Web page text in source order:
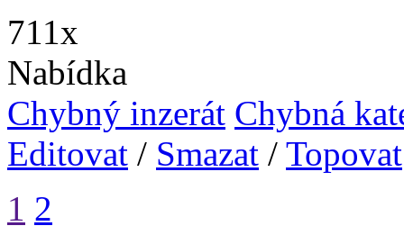
711x
Nabídka
Chybný inzerát Chybná
Editovat / Smazat / Topovat
1 2